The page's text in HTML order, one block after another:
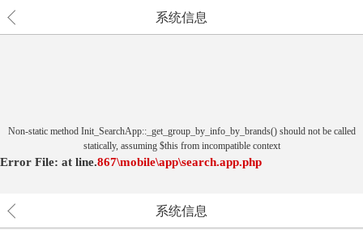
系统信息
Non-static method Init_SearchApp::_get_group_by_info_by_brands() should not be called
statically, assuming $this from incompatible context
Error File: \mobile\app\search.app.php
at 867
line.
系统信息